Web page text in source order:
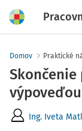
Domov Praktické
Skončenie
Ing. Iveta